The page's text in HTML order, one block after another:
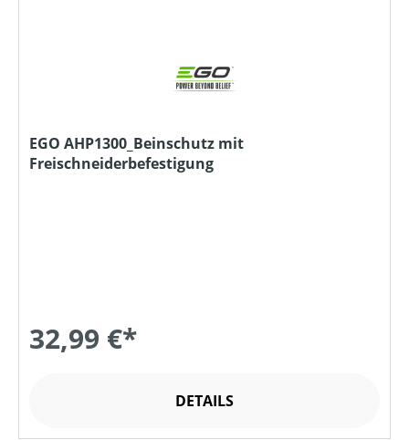
EGO AHP1300_Beinschutz mit
Freischneiderbefestigung
32,99 €*
DETAILS